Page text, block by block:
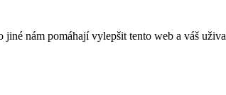
nám pomáhají vylepšit tento web a váš